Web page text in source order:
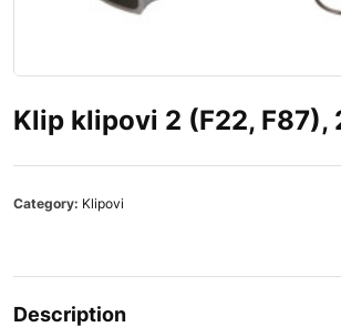
Klip klipovi 2 (F22, F87),
Category: Klipovi
Description